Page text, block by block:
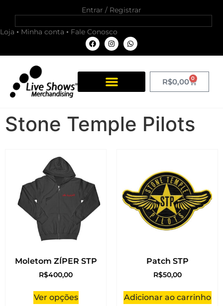
Entrar / Registrar
Loja Minha conta Fale Conosco
R$0,00 0
Stone Temple Pilots
Moletom ZÍPER STP
R$400,00
Ver opções
Patch STP
R$50,00
Adicionar ao carrinho